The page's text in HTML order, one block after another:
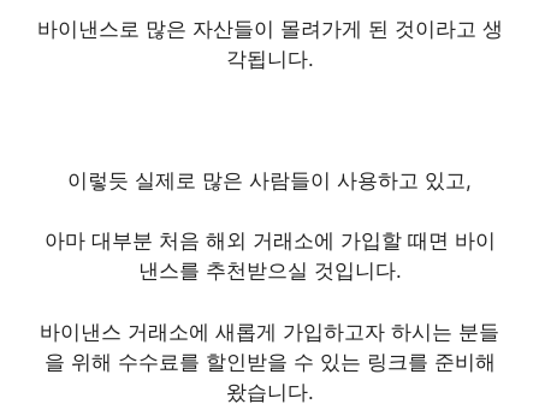
바이낸스로 많은 자산들이 몰려가게 된 것이라고 생
각됩니다.
이렇듯 실제로 많은 사람들이 사용하고 있고,
아마 대부분 처음 해외 거래소에 가입할 때면 바이
낸스를 추천받으실 것입니다.
바이낸스 거래소에 새롭게 가입하고자 하시는 분들
을 위해 수수료를 할인받을 수 있는 링크를 준비해
왔습니다.